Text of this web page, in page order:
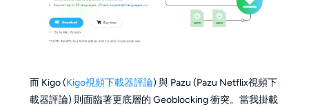
而 Kigo (Kigo視頻下載器評論) 與 Pazu (Pazu Netflix視頻下
載器評論) 則面臨著更底層的 Geoblocking 衝突。當我掛載